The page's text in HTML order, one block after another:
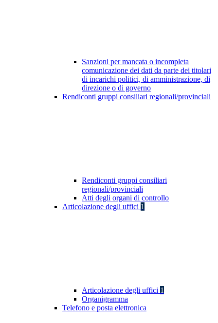
Sanzioni per mancata o incompleta
comunicazione dei dati da parte dei titolari
di incarichi politici, di amministrazione, di
direzione o di governo
Rendiconti gruppi consiliari regionali/provinciali
Rendiconti gruppi consiliari
regionali/provinciali
Atti degli organi di controllo
Articolazione degli uffici 1
Articolazione degli uffici 1
Organigramma
Telefono e posta elettronica